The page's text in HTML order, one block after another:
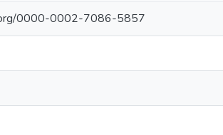
0000-0002-7086-5857